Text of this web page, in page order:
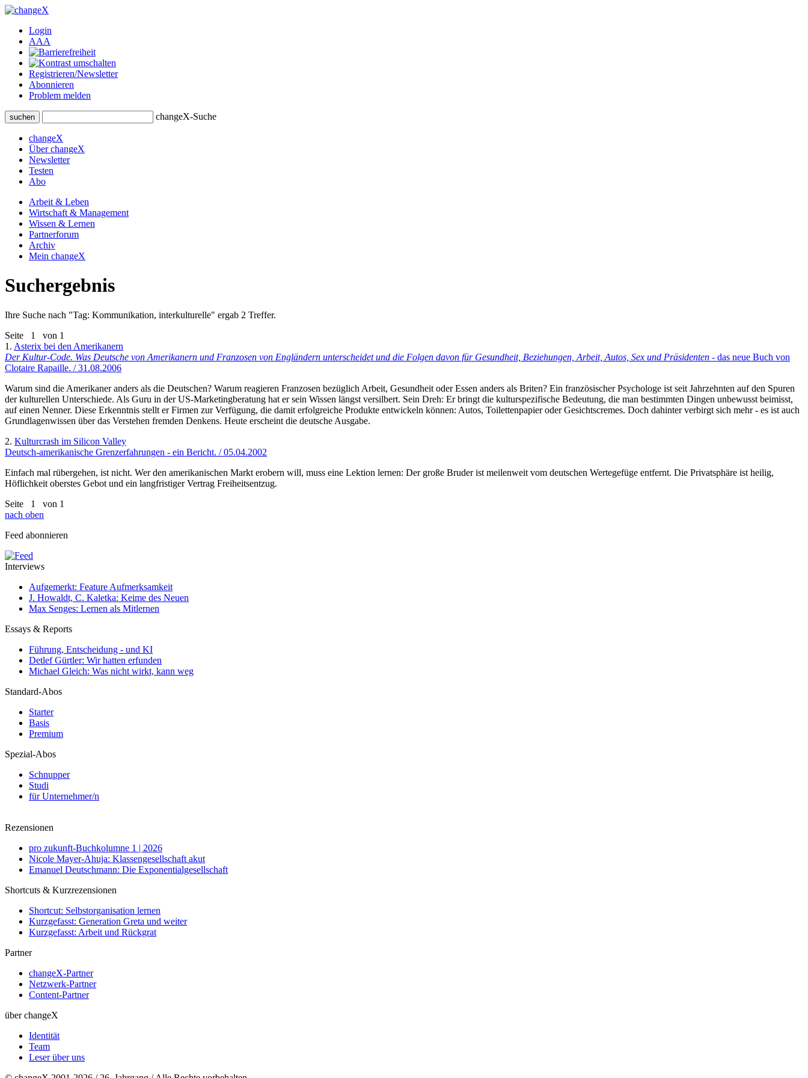
Login
AAA
Registrieren/Newsletter
Abonnieren
Problem melden
suchen changeX-Suche
changeX
Über changeX
Newsletter
Testen
Abo
Arbeit & Leben
Wirtschaft & Management
Wissen & Lernen
Partnerforum
Archiv
Mein changeX
Suchergebnis
Ihre Suche nach "Tag: Kommunikation, interkulturelle" ergab 2 Treffer.
Seite 1
von 1
1. Asterix bei den Amerikanern
Der Kultur-Code. Was Deutsche von Amerikanern und Franzosen von Engländern unterscheidet und die Folgen davon für Gesundheit, Beziehungen, Arbeit, Autos, Sex und Präsidenten - das neue Buch von
Clotaire Rapaille. / 31.08.2006
Warum sind die Amerikaner anders als die Deutschen? Warum reagieren Franzosen bezüglich Arbeit, Gesundheit oder Essen anders als Briten? Ein französischer Psychologe ist seit Jahrzehnten auf den Spuren
der kulturellen Unterschiede. Als Guru in der US-Marketingberatung hat er sein Wissen längst versilbert. Sein Dreh: Er bringt die kulturspezifische Bedeutung, die man bestimmten Dingen unbewusst beimisst,
auf einen Nenner. Diese Erkenntnis stellt er Firmen zur Verfügung, die damit erfolgreiche Produkte entwickeln können: Autos, Toilettenpapier oder Gesichtscremes. Doch dahinter verbirgt sich mehr - es ist auch
Grundlagenwissen über das Verstehen fremden Denkens. Heute erscheint die deutsche Ausgabe.
2. Kulturcrash im Silicon Valley
Deutsch-amerikanische Grenzerfahrungen - ein Bericht. / 05.04.2002
Einfach mal rübergehen, ist nicht. Wer den amerikanischen Markt erobern will, muss eine Lektion lernen: Der große Bruder ist meilenweit vom deutschen Wertegefüge entfernt. Die Privatsphäre ist heilig,
Höflichkeit oberstes Gebot und ein langfristiger Vertrag Freiheitsentzug.
Seite 1
von 1
nach oben
Feed abonnieren
Interviews
Aufgemerkt: Feature Aufmerksamkeit
J. Howaldt, C. Kaletka: Keime des Neuen
Max Senges: Lernen als Mitlernen
Essays & Reports
Führung, Entscheidung - und KI
Detlef Gürtler: Wir hatten erfunden
Michael Gleich: Was nicht wirkt, kann weg
Standard-Abos
Starter
Basis
Premium
Spezial-Abos
Schnupper
Studi
für Unternehmer/n
Rezensionen
pro zukunft-Buchkolumne 1 | 2026
Nicole Mayer-Ahuja: Klassengesellschaft akut
Emanuel Deutschmann: Die Exponentialgesellschaft
Shortcuts & Kurzrezensionen
Shortcut: Selbstorganisation lernen
Kurzgefasst: Generation Greta und weiter
Kurzgefasst: Arbeit und Rückgrat
Partner
changeX-Partner
Netzwerk-Partner
Content-Partner
über changeX
Identität
Team
Leser über uns